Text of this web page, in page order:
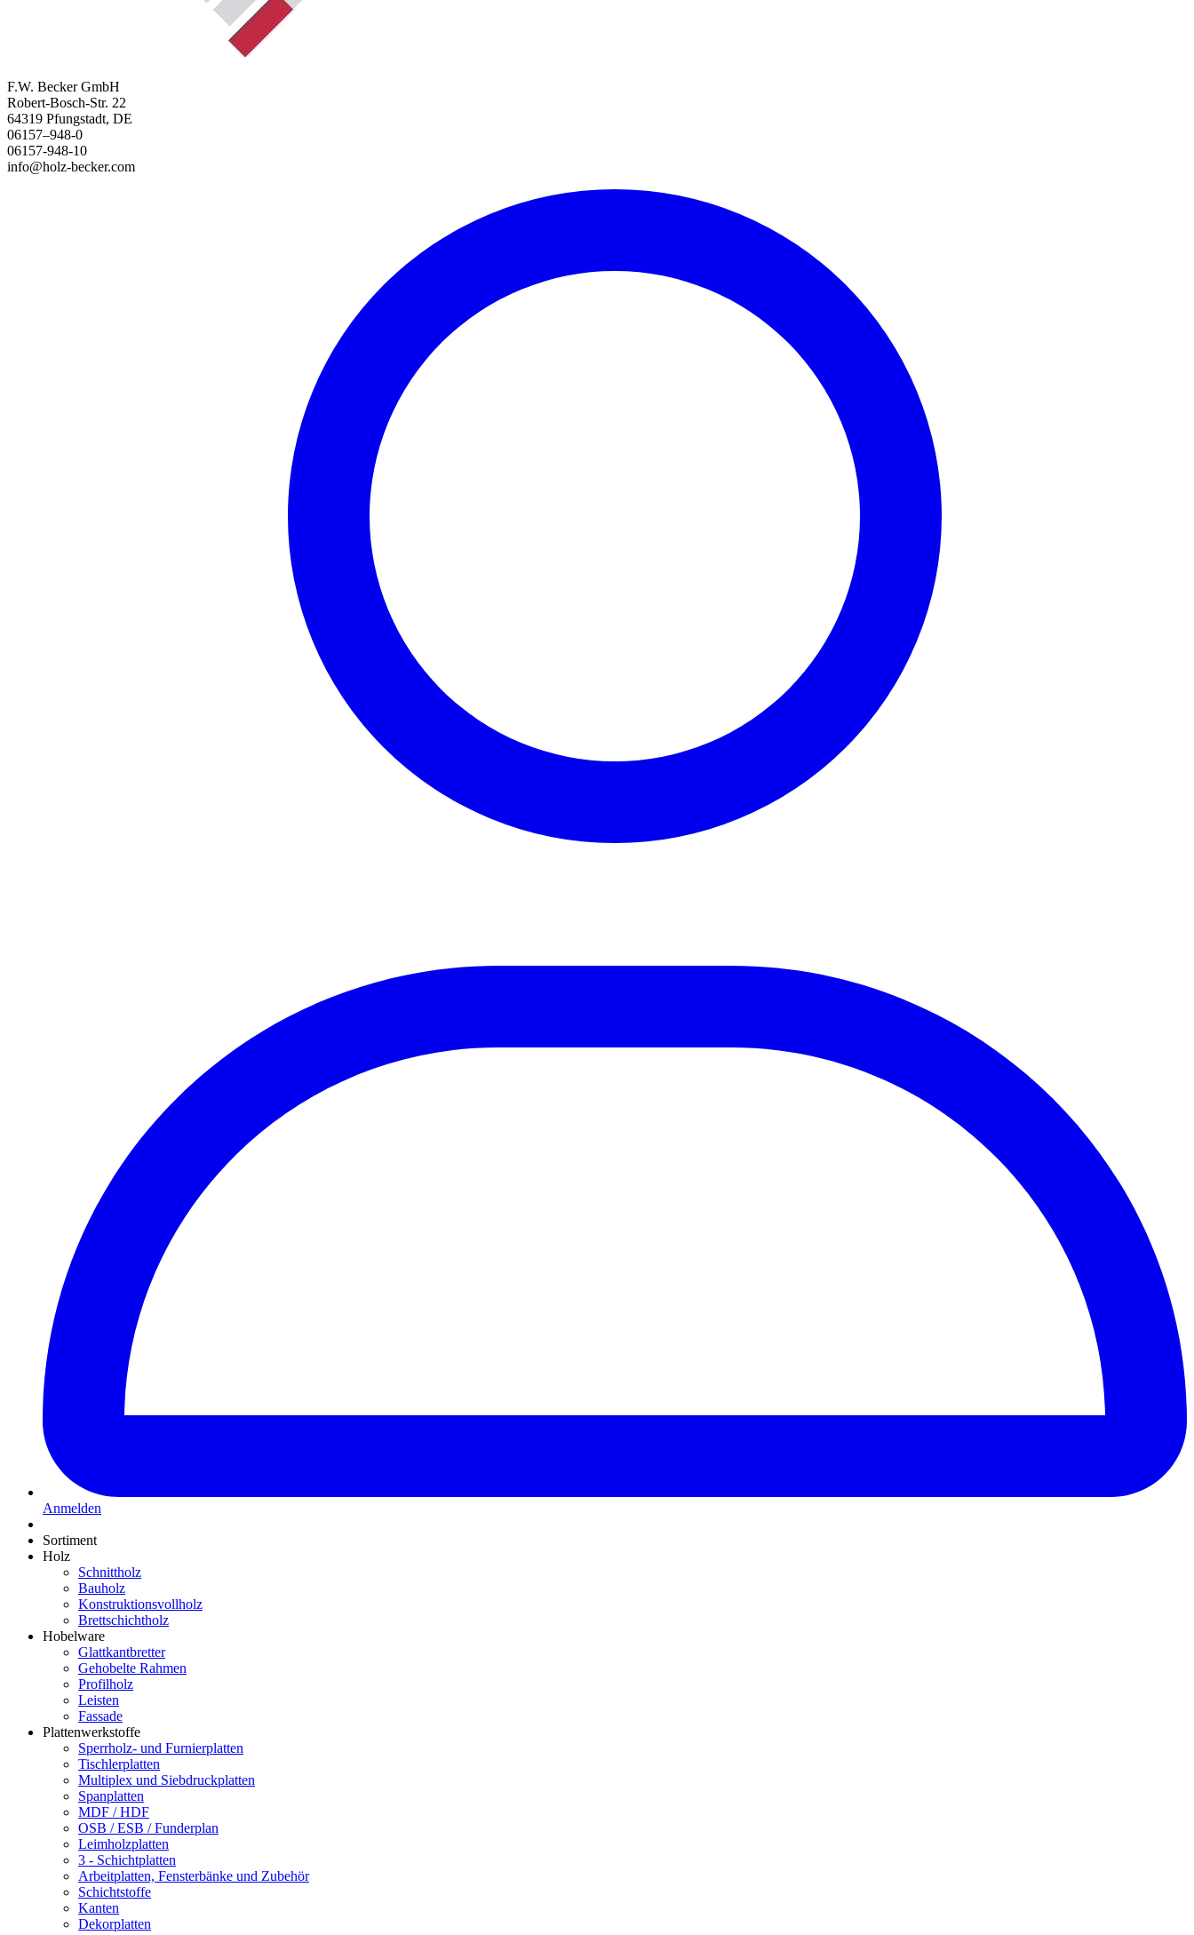
F.W. Becker GmbH
Robert-Bosch-Str. 22
64319 Pfungstadt, DE
06157–948-0
06157-948-10
info@holz-becker.com
Anmelden
Sortiment
Holz
Schnittholz
Bauholz
Konstruktionsvollholz
Brettschichtholz
Hobelware
Glattkantbretter
Gehobelte Rahmen
Profilholz
Leisten
Fassade
Plattenwerkstoffe
Sperrholz- und Furnierplatten
Tischlerplatten
Multiplex und Siebdruckplatten
Spanplatten
MDF / HDF
OSB / ESB / Funderplan
Leimholzplatten
3 - Schichtplatten
Arbeitplatten, Fensterbänke und Zubehör
Schichtstoffe
Kanten
Dekorplatten